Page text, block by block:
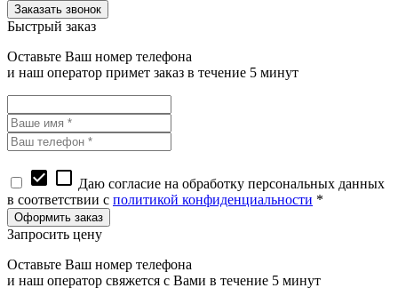
Быстрый заказ
Оставьте Ваш номер телефона
и наш оператор примет заказ в течение 5 минут
check_box check_box_outline_blank Даю согласие на обработку персональных данных
в соответствии с политикой конфиденциальности *
Запросить цену
Оставьте Ваш номер телефона
и наш оператор свяжется с Вами в течение 5 минут